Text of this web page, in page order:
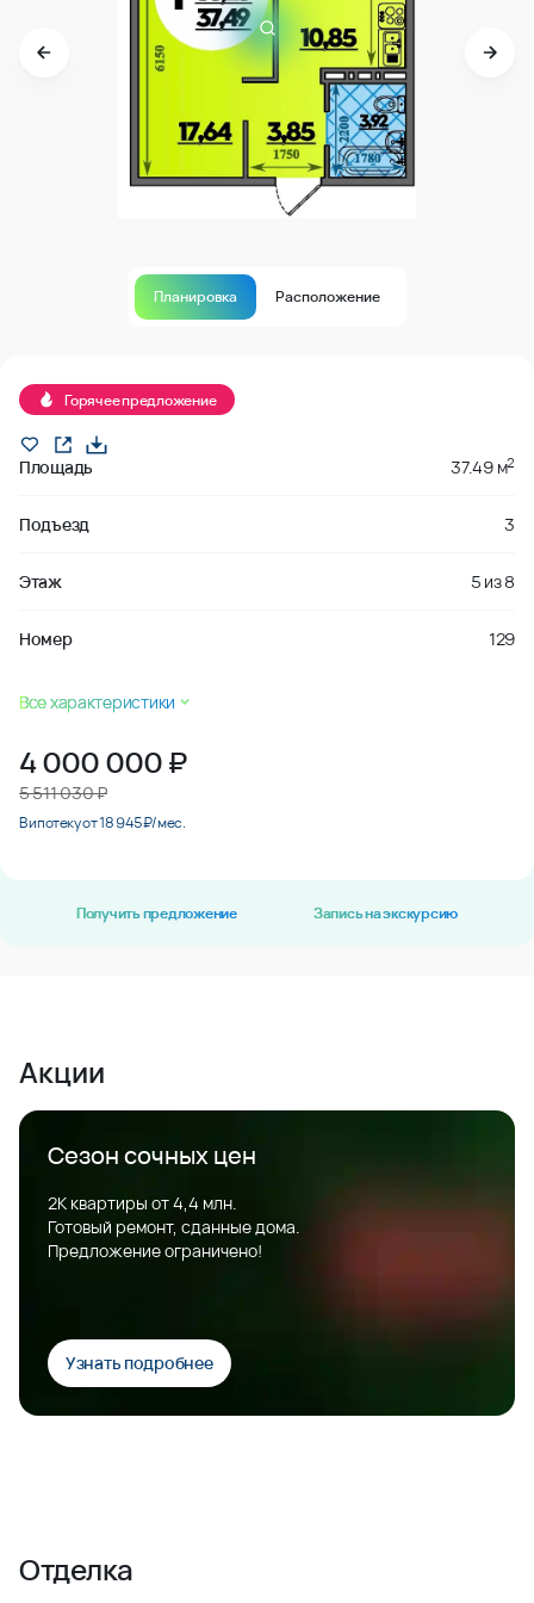
Планировка Расположение
Горячее предложение
Площадь 37.49 м2
Подъезд 3
Этаж 5 из8
Номер 129
Все характеристики
4 000 000₽
5 511 030 ₽
В ипотеку от 18 945 ₽/мес.
Получить предложение Запись на экскурсию
Акции
Сезон сочных цен
2К квартиры от 4,4 млн.
Готовый ремонт, сданные дома.
Предложение ограничено!
Узнать подробнее
Отделка